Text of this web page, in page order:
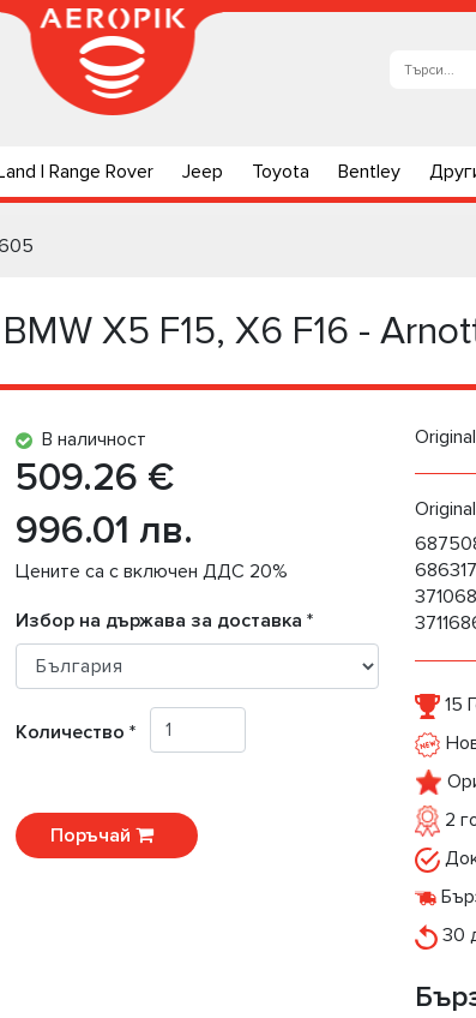
| Range Rover Jeep Toyota Bentley
X5 F15, X6 F16 -
В наличност
509.26 €
996.01 лв.
Цените са с включен ДДС 20%
Избор на държава за доставка *
Количество *
Поръчай
15
2
30